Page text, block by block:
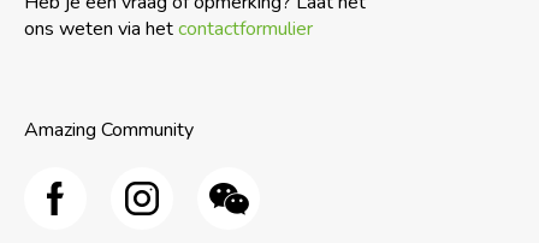
ons weten via hetcontactformulier
Amazing Community